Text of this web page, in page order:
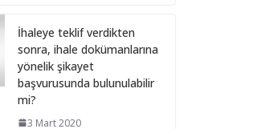
İhale Dosyasında
çalışacak personelin
çalışma saatlerinin
tamamını idarede
İhaleye teklif verdikten
sonra, ihale dokümanlarına
yönelik şikayet
başvurusunda bulunulabilir
mi?
3 Mart 2020